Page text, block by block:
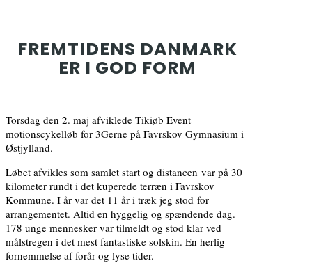
FREMTIDENS DANMARK
ER I GOD FORM
Torsdag den 2. maj afviklede Tikiøb Event
motionscykelløb for 3Gerne på Favrskov Gymnasium i
Østjylland.
Løbet afvikles som samlet start og distancen var på 30
kilometer rundt i det kuperede terræn i Favrskov
Kommune. I år var det 11 år i træk jeg stod for
arrangementet. Altid en hyggelig og spændende dag.
178 unge mennesker var tilmeldt og stod klar ved
målstregen i det mest fantastiske solskin. En herlig
fornemmelse af forår og lyse tider.